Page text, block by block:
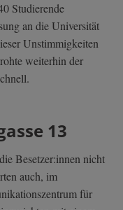
Studierende
an die Universität
Unstimmigkeiten
weiterhin der
13
Besetzer:innen nicht
auch, im
für